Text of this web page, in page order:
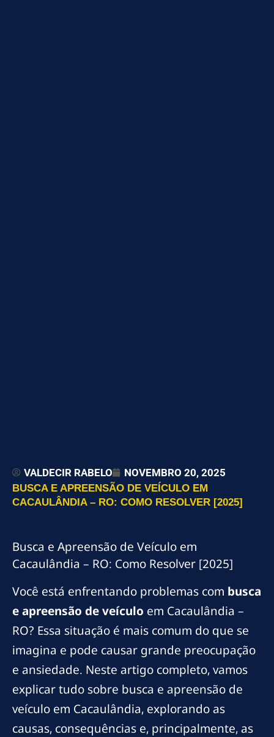
VALDECIR RABELO NOVEMBRO 20, 2025
BUSCA E APREENSÃO DE VEÍCULO EM
CACAULÂNDIA – RO: COMO RESOLVER [2025]
Busca e Apreensão de Veículo em
Cacaulândia – RO: Como Resolver [2025]
Você está enfrentando problemas com busca
e apreensão de veículo em Cacaulândia –
RO? Essa situação é mais comum do que se
imagina e pode causar grande preocupação
e ansiedade. Neste artigo completo, vamos
explicar tudo sobre busca e apreensão de
veículo em Cacaulândia, explorando as
causas, consequências e, principalmente, as